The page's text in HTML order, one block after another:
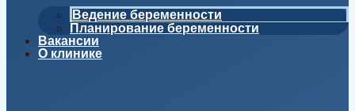
Ведение беременности
Планирование беременности
Вакансии
О клинике